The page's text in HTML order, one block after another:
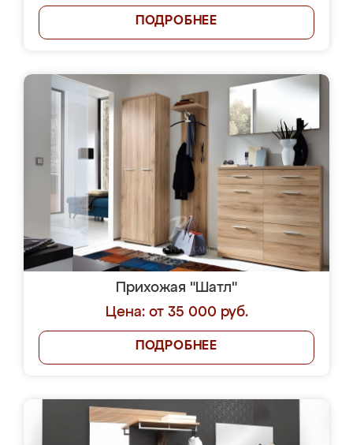
ПОДРОБНЕЕ
Прихожая "Шатл"
Цена: от 35 000 руб.
ПОДРОБНЕЕ